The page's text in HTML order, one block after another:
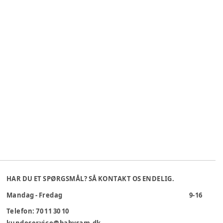
HAR DU ET SPØRGSMÅL? SÅ KONTAKT OS ENDELIG.
Mandag - Fredag
9-16
Telefon: 70 11 30 10